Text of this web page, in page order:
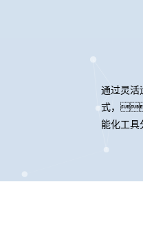
通过灵
式，
能化工